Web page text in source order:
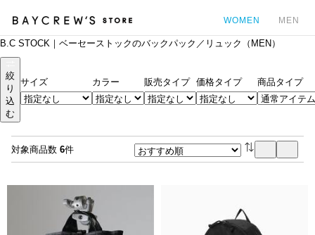
WOMEN MEN
B.C STOCK｜ベーセーストックのバックパック／リュック（MEN）
絞
り
込
む
サイズ カラー 販売タイプ 価格タイプ 商品タイプ
対象商品数 6件